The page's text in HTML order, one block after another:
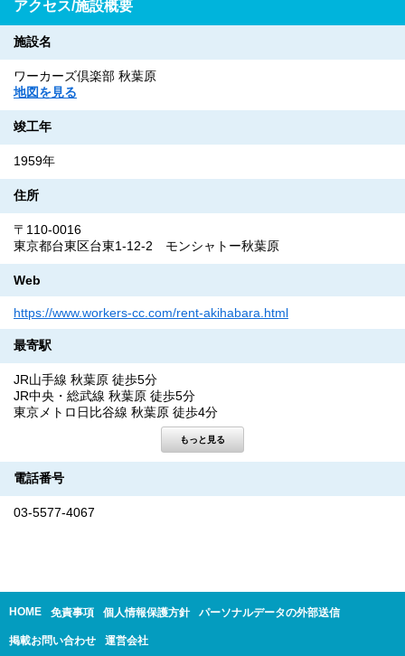
アクセス/施設概要
施設名
ワーカーズ倶楽部 秋葉原
地図を見る
竣工年
1959年
住所
〒110-0016
東京都台東区台東1-12-2 モンシャトー秋葉原
Web
https://www.workers-cc.com/rent-akihabara.html
最寄駅
JR山手線 秋葉原 徒歩5分
JR中央・総武線 秋葉原 徒歩5分
東京メトロ日比谷線 秋葉原 徒歩4分
電話番号
03-5577-4067
HOME 免責事項 個人情報保護方針 パーソナルデータの外部送信
掲載お問い合わせ 運営会社